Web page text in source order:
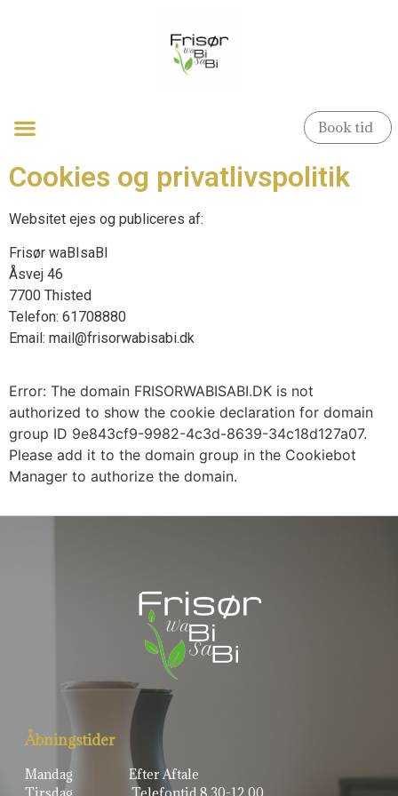
Book tid
Cookies og privatlivspolitik
Websitet ejes og publiceres af:
Frisør waBIsaBI
Åsvej 46
7700 Thisted
Telefon: 61708880
Email: mail@frisorwabisabi.dk
Error: The domain FRISORWABISABI.DK is not
authorized to show the cookie declaration for domain
group ID 9e843cf9-9982-4c3d-8639-34c18d127a07.
Please add it to the domain group in the Cookiebot
Manager to authorize the domain.
Åbningstider
Mandag Efter Aftale
Tirsdag Telefontid 8.30-12.00